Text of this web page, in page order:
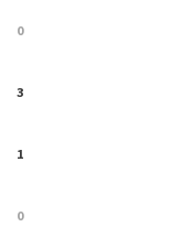
0
3
1
0